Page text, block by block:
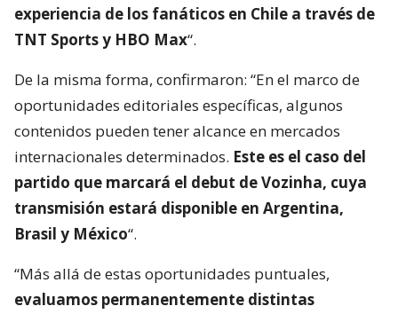
experiencia de los fanáticos en Chile a través de
TNT Sports y HBO Max“.
De la misma forma, confirmaron: “En el marco de
oportunidades editoriales específicas, algunos
contenidos pueden tener alcance en mercados
internacionales determinados. Este es el caso del
partido que marcará el debut de Vozinha, cuya
transmisión estará disponible en Argentina,
Brasil y México“.
“Más allá de estas oportunidades puntuales,
evaluamos permanentemente distintas